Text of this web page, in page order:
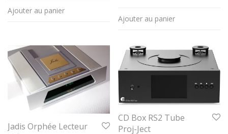
Ajouter au panier
Ajouter au panier
Jadis Orphée Lecteur
CD Box RS2 Tube
Proj-Ject